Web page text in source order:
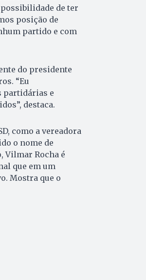
de ter
posição de
partido e com
do presidente
“Eu
partidárias e
destaca.
como a vereadora
o nome de
Vilmar Rocha é
que em um
Mostra que o